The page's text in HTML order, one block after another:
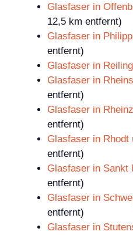
Glasfaser in
12,5 km entfernt)
Glasfaser in
entfernt)
Glasfaser in
Glasfaser in
entfernt)
Glasfaser in
entfernt)
Glasfaser in Rhodt
entfernt)
Glasfaser in Sankt
entfernt)
Glasfaser in
entfernt)
Glasfaser in